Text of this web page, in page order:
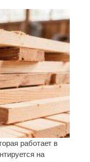
работает в
на